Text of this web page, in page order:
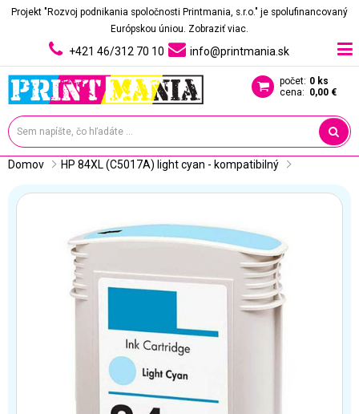
Projekt "Rozvoj podnikania spoločnosti Printmania, s.r.o." je spolufinancovaný
Európskou úniou. Zobraziť viac.
+421 46/312 70 10 info@printmania.sk
počet: 0 ks
cena: 0,00 €
Domov HP 84XL (C5017A) light cyan - kompatibilný